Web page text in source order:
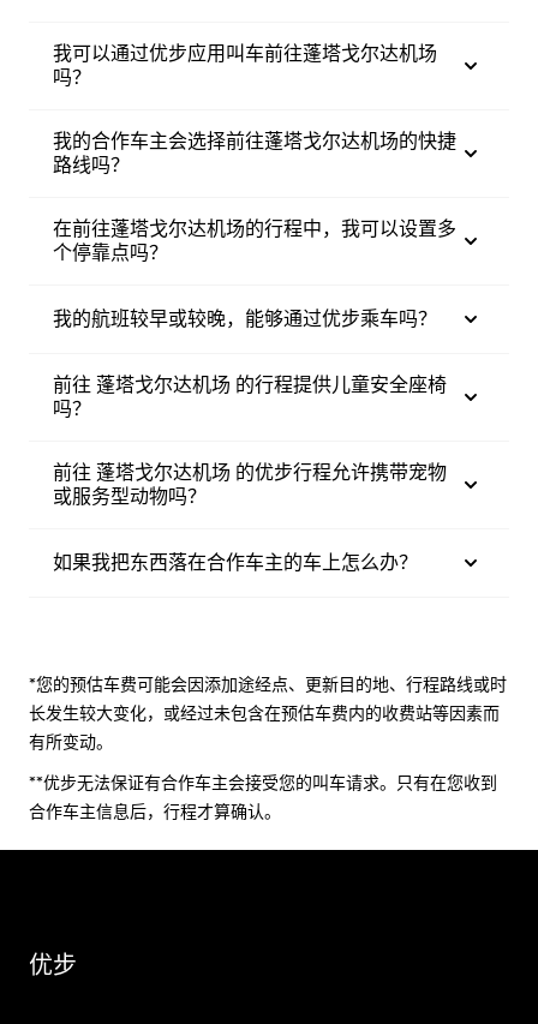
我可以通过优步应用叫车前往蓬塔戈尔达机场
吗？
我的合作车主会选择前往蓬塔戈尔达机场的快捷
路线吗？
在前往蓬塔戈尔达机场的行程中，我可以设置多
个停靠点吗？
我的航班较早或较晚，能够通过优步乘车吗？
前往 蓬塔戈尔达机场 的行程提供儿童安全座椅
吗？
前往 蓬塔戈尔达机场 的优步行程允许携带宠物
或服务型动物吗？
如果我把东西落在合作车主的车上怎么办？
*您的预估车费可能会因添加途经点、更新目的地、行程路线或时
长发生较大变化，或经过未包含在预估车费内的收费站等因素而
有所变动。
**优步无法保证有合作车主会接受您的叫车请求。只有在您收到
合作车主信息后，行程才算确认。
优步